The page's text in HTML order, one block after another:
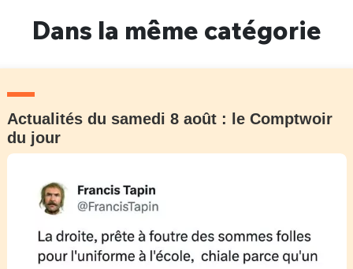
Dans la même catégorie
Actualités du samedi 8 août : le Comptwoir
du jour